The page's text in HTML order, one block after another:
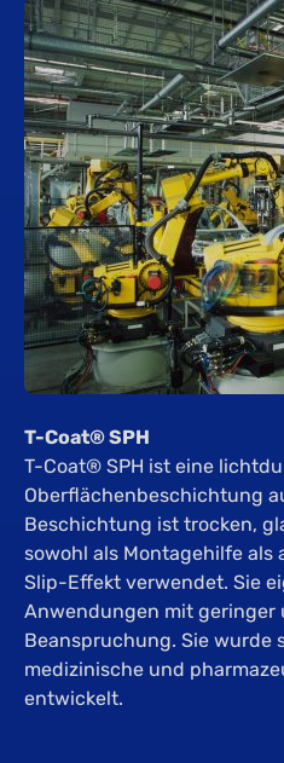
T-Coat® SPH
T-Coat® SPH ist eine
Oberflächenbeschichtung
Beschichtung ist trocken,
sowohl als Montagehilfe als
Slip-Effekt verwendet. Sie
Anwendungen mit geringer
Beanspruchung. Sie wurde
medizinische und
entwickelt.